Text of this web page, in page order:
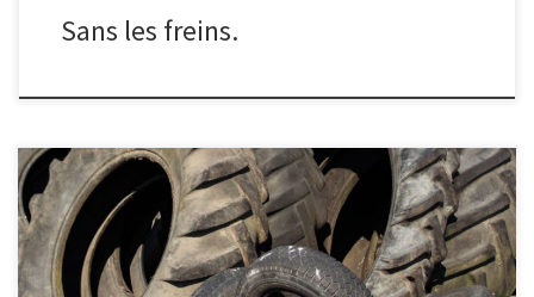
Sans les freins.
Quelle est l'épaisseur moyenne de matière laissée par un pneu sur